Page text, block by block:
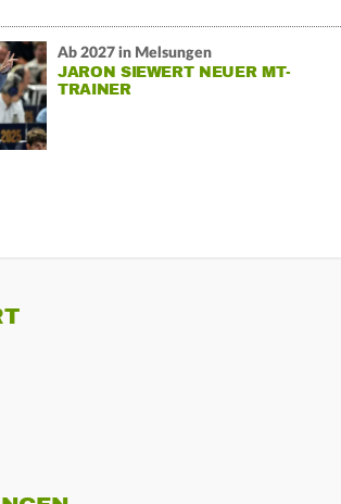
Ab 2027 in Melsungen
JARON SIEWERT NEUER MT-
TRAINER